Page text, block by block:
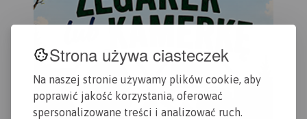
Strona używa ciasteczek
Na naszej stronie używamy plików cookie, aby
poprawić jakość korzystania, oferować
spersonalizowane treści i analizować ruch.